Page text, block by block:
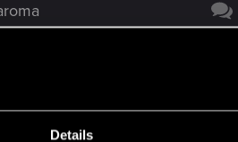
Details